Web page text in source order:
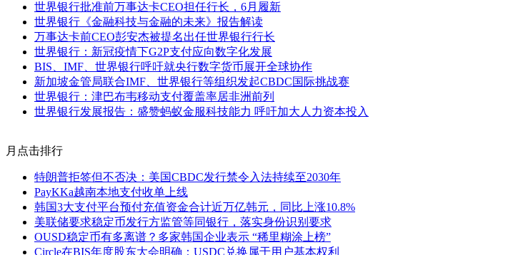
世界银行批准前万事达卡CEO担任行长，6月履新
世界银行《金融科技与金融的未来》报告解读
万事达卡前CEO彭安杰被提名出任世界银行行长
世界银行：新冠疫情下G2P支付应向数字化发展
BIS、IMF、世界银行呼吁就央行数字货币展开全球协作
新加坡金管局联合IMF、世界银行等组织发起CBDC国际挑战赛
世界银行：津巴布韦移动支付覆盖率居非洲前列
世界银行发展报告：盛赞蚂蚁金服科技能力 呼吁加大人力资本投入
月点击排行
特朗普拒签但不否决：美国CBDC发行禁令入法持续至2030年
PayKKa越南本地支付收单上线
韩国3大支付平台预付充值资金合计近万亿韩元，同比上涨10.8%
美联储要求稳定币发行方监管等同银行，落实身份识别要求
OUSD稳定币有多离谱？多家韩国企业表示 “稀里糊涂上榜”
Circle在BIS年度股东大会明确：USDC兑换属于用户基本权利